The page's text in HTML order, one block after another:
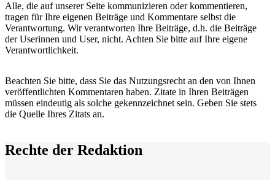
Alle, die auf unserer Seite kommunizieren oder kommentieren,
tragen für Ihre eigenen Beiträge und Kommentare selbst die
Verantwortung. Wir verantworten Ihre Beiträge, d.h. die Beiträge
der Userinnen und User, nicht. Achten Sie bitte auf Ihre eigene
Verantwortlichkeit.
Beachten Sie bitte, dass Sie das Nutzungsrecht an den von Ihnen
veröffentlichten Kommentaren haben. Zitate in Ihren Beiträgen
müssen eindeutig als solche gekennzeichnet sein. Geben Sie stets
die Quelle Ihres Zitats an.
Rechte der Redaktion